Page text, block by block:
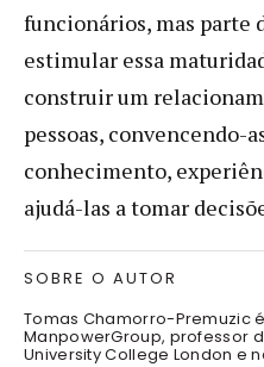
funcionários, mas parte
estimular essa
construir um
pessoas, convencendo-
conhecimento,
ajudá-las a tomar
SOBRE O AUTOR
Tomas Chamorro-Premuzic
ManpowerGroup, professor
University College London e